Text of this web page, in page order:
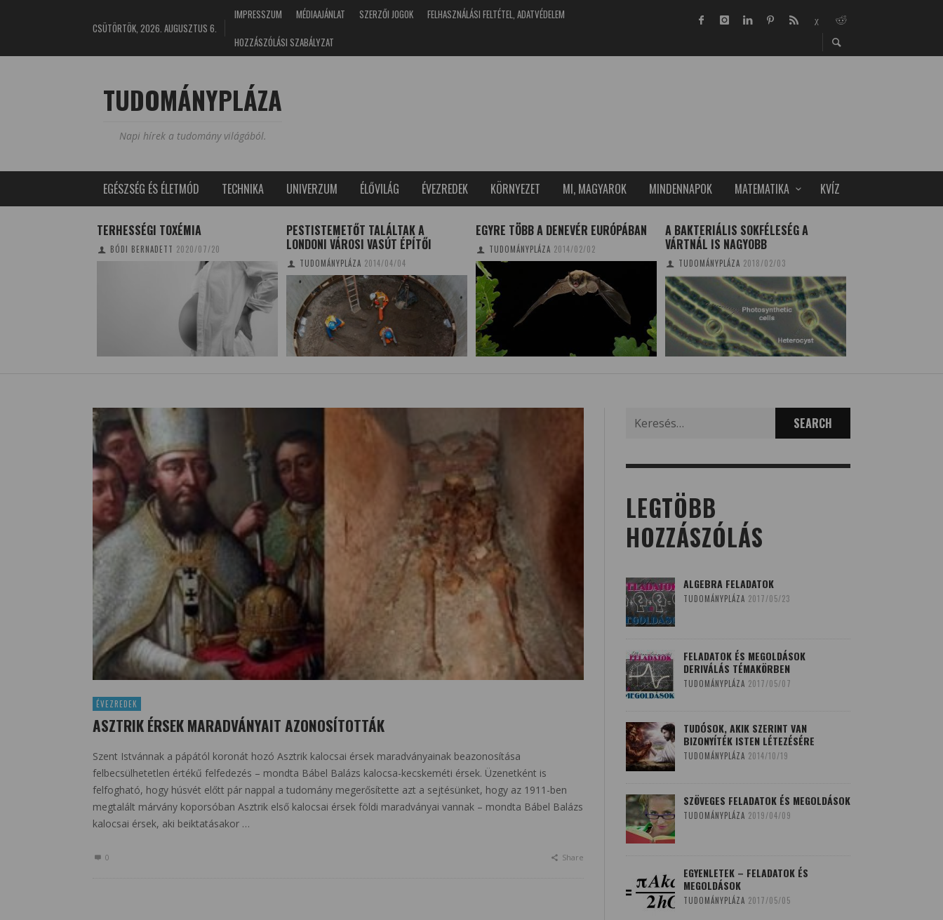
CSÜTÖRTÖK, 2026. AUGUSZTUS 6.
IMPRESSZUM MÉDIAAJÁNLAT SZERZŐI JOGOK
FELHASZNÁLÁSI FELTÉTEL, ADATVÉDELEM
HOZZÁSZÓLÁSI SZABÁLYZAT
TUDOMÁNYPLÁZA
Napi hírek a tudomány világából.
EGÉSZSÉG ÉS ÉLETMÓD TECHNIKA UNIVERZUM ÉLŐVILÁG ÉVEZREDEK KÖRNYEZET MI, MAGYAROK MINDENNAPOK MATEMATIKA KVÍZ
TERHESSÉGI TOXÉMIA
BÓDI BERNADETT 2020/07/20
PESTISTEMETŐT TALÁLTAK A
LONDONI VÁROSI VASÚT ÉPÍTŐI
TUDOMÁNYPLÁZA 2014/04/04
EGYRE TÖBB A DENEVÉR EURÓPÁBAN
TUDOMÁNYPLÁZA 2014/02/02
A BAKTERIÁLIS SOKFÉLESÉG A
VÁRTNÁL IS NAGYOBB
TUDOMÁNYPLÁZA 2018/02/03
ÉVEZREDEK
ASZTRIK ÉRSEK MARADVÁNYAIT AZONOSÍTOTTÁK
Szent Istvánnak a pápától koronát hozó Asztrik kalocsai érsek maradványainak beazonosítása
felbecsülhetetlen értékű felfedezés – mondta Bábel Balázs kalocsa-kecskeméti érsek. Üzenetként is
felfogható, hogy húsvét előtt pár nappal a tudomány megerősítette azt a sejtésünket, hogy az 1911-ben
megtalált márvány koporsóban Asztrik első kalocsai érsek földi maradványai vannak – mondta Bábel Balázs
kalocsai érsek, aki beiktatásakor …
0 Share
for:
LEGTÖBB
HOZZÁSZÓLÁS
ALGEBRA FELADATOK
TUDOMÁNYPLÁZA 2017/05/23
FELADATOK ÉS MEGOLDÁSOK
DERIVÁLÁS TÉMAKÖRBEN
TUDOMÁNYPLÁZA 2017/05/07
TUDÓSOK, AKIK SZERINT VAN
BIZONYÍTÉK ISTEN LÉTEZÉSÉRE
TUDOMÁNYPLÁZA 2014/10/19
SZÖVEGES FELADATOK ÉS MEGOLDÁSOK
TUDOMÁNYPLÁZA 2019/04/09
EGYENLETEK – FELADATOK ÉS
MEGOLDÁSOK
TUDOMÁNYPLÁZA 2017/05/05